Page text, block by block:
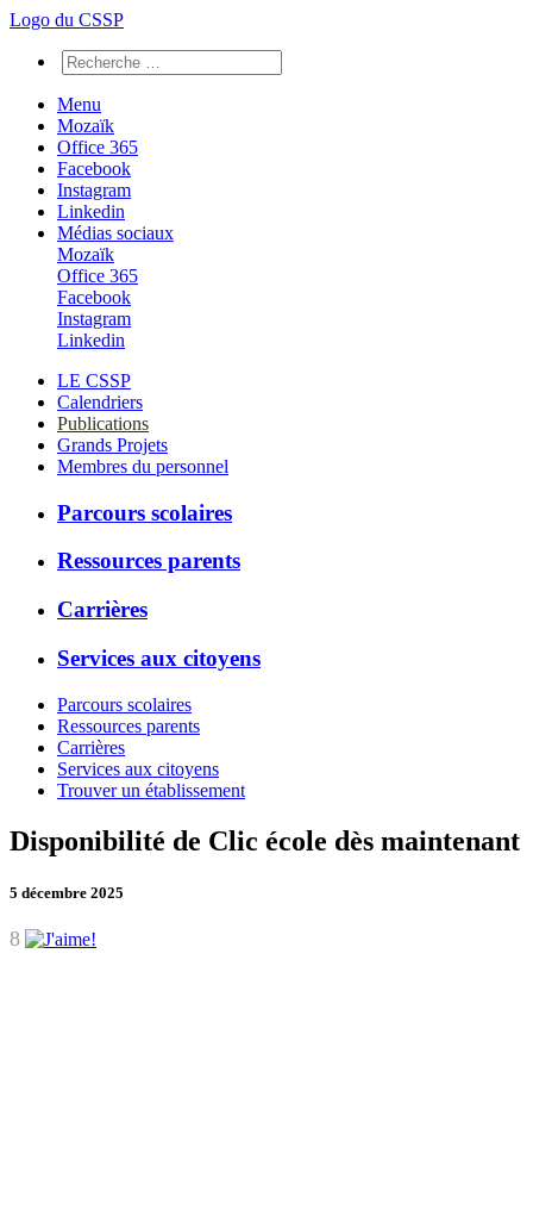
Logo du CSSP
Menu
Mozaïk
Office 365
Facebook
Instagram
Linkedin
Médias sociaux
Mozaïk
Office 365
Facebook
Instagram
Linkedin
LE CSSP
Calendriers
Publications
Grands Projets
Membres du personnel
Parcours scolaires
Ressources parents
Carrières
Services aux citoyens
Parcours scolaires
Ressources parents
Carrières
Services aux citoyens
Trouver un établissement
Disponibilité de Clic école dès maintenant
5 décembre 2025
8